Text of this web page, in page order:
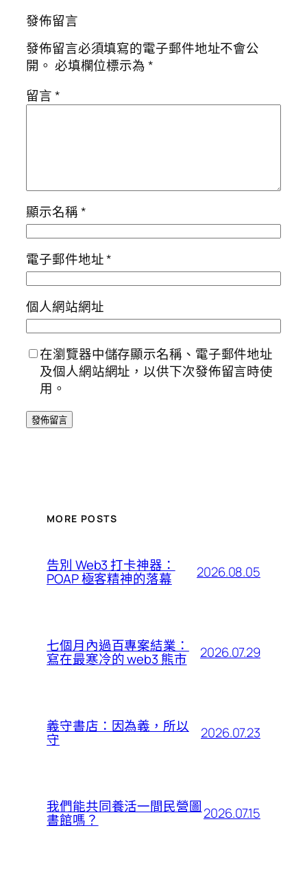
發佈留言
發佈留言必須填寫的電子郵件地址不會公
開。 必填欄位標示為*
留言*
顯示名稱*
電子郵件地址*
個人網站網址
在瀏覽器中儲存顯示名稱、電子郵件地址
及個人網站網址，以供下次發佈留言時使
用。
MORE POSTS
告別 Web3 打卡神器：
POAP 極客精神的落幕 2026.08.05
七個月內過百專案結業：
寫在最寒冷的 web3 熊市 2026.07.29
義守書店：因為義，所以
守 2026.07.23
我們能共同養活一間民營圖
書館嗎？ 2026.07.15